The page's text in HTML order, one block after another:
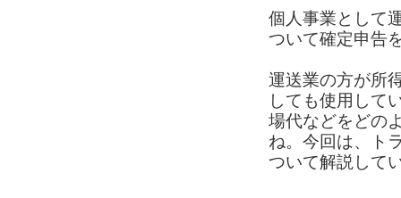
個人事業として
ついて確定申告
運送業の方が所
しても使用して
場代などをどの
ね。今回は、ト
ついて解説して